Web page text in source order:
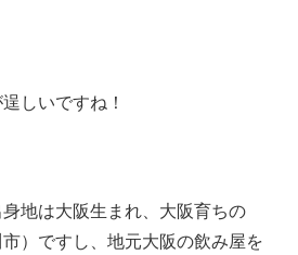
しいですね！
地は大阪生まれ、大阪育ちの
）ですし、地元大阪の飲み屋を